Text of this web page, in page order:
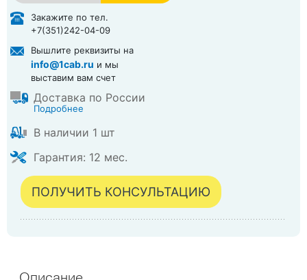
Закажите по тел.
+7(351)242-04-09
Вышлите реквизиты на
info@1cab.ru и мы
выставим вам счет
Доставка по России
Подробнее
В наличии 1 шт
Гарантия: 12 мес.
ПОЛУЧИТЬ КОНСУЛЬТАЦИЮ